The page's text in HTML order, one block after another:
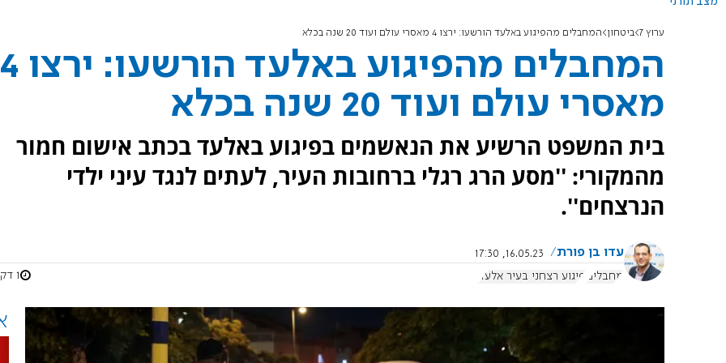
ערוץ 7 ביטחון המחבלים מהפיגוע באלעד הורשעו: ירצו 4 מאסרי עולם ועוד 20 שנה בכלא
המחבלים מהפיגוע באלעד הורשעו: ירצו 4
מאסרי עולם ועוד 20 שנה בכלא
בית המשפט הרשיע את הנאשמים בפיגוע באלעד בכתב אישום חמור
מהמקורי: ''מסע הרג רגלי ברחובות העיר, לעתים לנגד עיני ילדי
הנרצחים''.
עדו בן פורת
16.05.23, 17:30
מחבלים פיגוע רצחני בעיר אלעד 1 דקות